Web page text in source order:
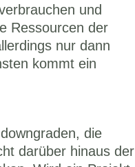
und
Ressourcen der
nur dann
kommt ein
die
darüber hinaus der